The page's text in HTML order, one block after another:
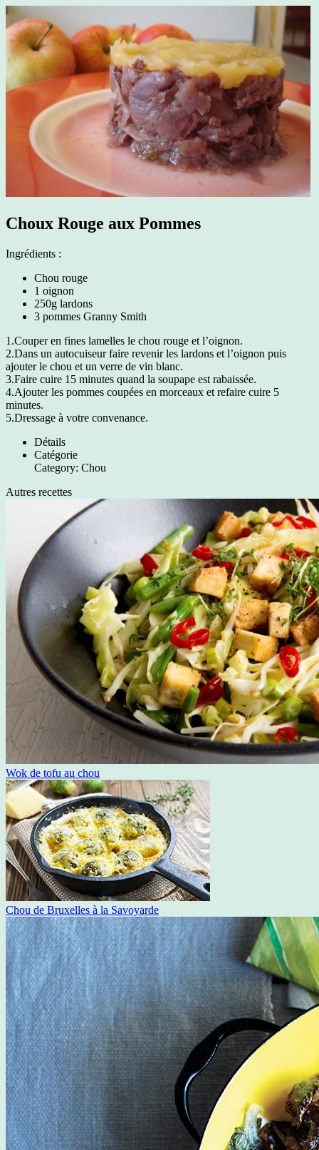
Choux Rouge aux Pommes
Ingrédients :
Chou rouge
1 oignon
250g lardons
3 pommes Granny Smith
1.Couper en fines lamelles le chou rouge et l’oignon.
2.Dans un autocuiseur faire revenir les lardons et l’oignon puis
ajouter le chou et un verre de vin blanc.
3.Faire cuire 15 minutes quand la soupape est rabaissée.
4.Ajouter les pommes coupées en morceaux et refaire cuire 5
minutes.
5.Dressage à votre convenance.
Détails
Catégorie
Category: Chou
Autres recettes
Wok de tofu au chou
Chou de Bruxelles à la Savoyarde